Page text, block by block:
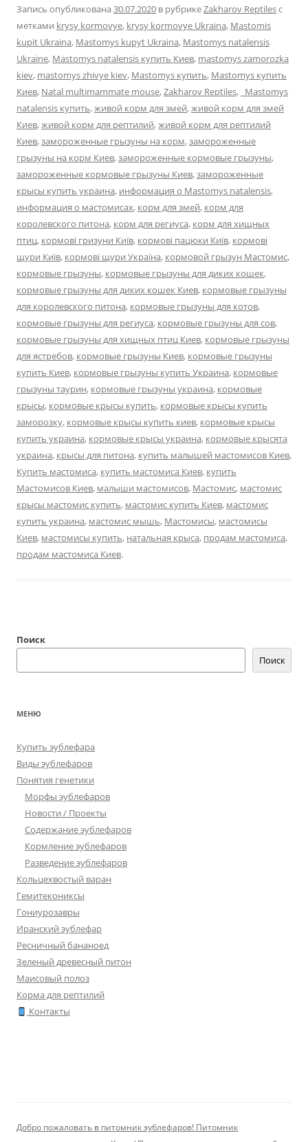
Запись опубликована30.07.2020 в рубрикеZakharov Reptilesс
метками krysy kormovye, krysy kormovye Ukraina, Mastomis
kupit Ukraina, Mastomys kupyt Ukraina, Mastomys natalensis
Ukraine, Mastomys natalensis купить Киев, mastomys zamorozka
kiev, mastomys zhivye kiev, Mastomys купить, Mastomys купить
Киев, Natal multimammate mouse,Zakharov Reptiles, Mastomys
natalensis купить,живой корм для змей,живой корм для змей
Киев,живой корм для рептилий,живой корм для рептилий
Киев,замороженные грызуны на корм,замороженные
грызуны на корм Киев,замороженные кормовые грызуны,
замороженные кормовые грызуны Киев,замороженные
крысы купить украина, информация о Mastomys natalensis,
информация о мастомисах, корм для змей, корм для
королевского питона, корм для региуса, корм для хищных
птиц, кормові гризуни Київ, кормові пацюки Київ, кормові
щури Київ, кормові щури Україна, кормовой грызун Мастомис,
кормовые грызуны, кормовые грызуны для диких кошек,
кормовые грызуны для диких кошек Киев, кормовые грызуны
для королевского питона, кормовые грызуны для котов,
кормовые грызуны для региуса, кормовые грызуны для сов,
кормовые грызуны для хищных птиц Киев, кормовые грызуны
для ястребов, кормовые грызуны Киев, кормовые грызуны
купить Киев, кормовые грызуны купить Украина, кормовые
грызуны таурин, кормовые грызуны украина, кормовые
крысы, кормовые крысы купить, кормовые крысы купить
заморозку, кормовые крысы купить киев, кормовые крысы
купить украина, кормовые крысы украина, кормовые крысята
украина, крысы для питона, купить малышей мастомисов Киев,
Купить мастомиса, купить мастомиса Киев, купить
Мастомисов Киев, малыши мастомисов, Мастомис, мастомис
крысы мастомис купить, мастомис купить Киев, мастомис
купить украина, мастомис мышь, Мастомисы, мастомисы
Киев, мастомисы купить, натальная крыса, продам мастомиса,
продам мастомиса Киев.
Поиск
Поиск
МЕНЮ
Купить эублефара
Виды эублефаров
Понятия генетики
Морфы эублефаров
Новости / Проекты
Содержание эублефаров
Кормление эублефаров
Разведение эублефаров
Кольцехвостый варан
Гемитекониксы
Гониурозавры
Иранский эублефар
Ресничный бананоед
Зеленый древесный питон
Маисовый полоз
Корма для рептилий
Контакты
Добро пожаловать в питомник эублефаров! Питомник